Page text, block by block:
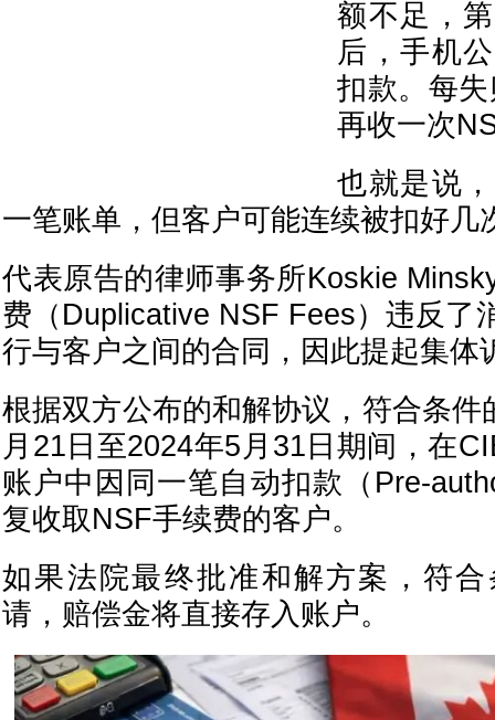
额不足，
后，手机
扣款。每
再收一次
也就是说
一笔账单，但客户可能连续被扣好几
代表原告的律师事务所Koskie
费（Duplicative NSF Fees）违反了
行与客户之间的合同，因此提起集体
根据双方公布的和解协议，符合条件
月21日至2024年5月31日期间，在
账户中因同一笔自动扣款（Pre-
复收取NSF手续费的客户。
如果法院最终批准和解方案，符
请，赔偿金将直接存入账户。